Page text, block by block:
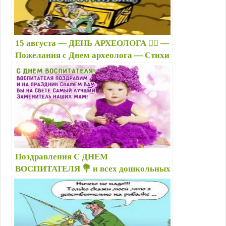
15 августа — ДЕНЬ АРХЕОЛОГА 👷‍♂️ —
Пожелания с Днем археолога — Стихи
с Днём археологов — Картинки
археологу
Поздравления С ДНЕМ
ВОСПИТАТЕЛЯ 💐 и всех дошкольных
работников | 27 сентября на День
воспитателя картинки прикольные,
стикеры гиф